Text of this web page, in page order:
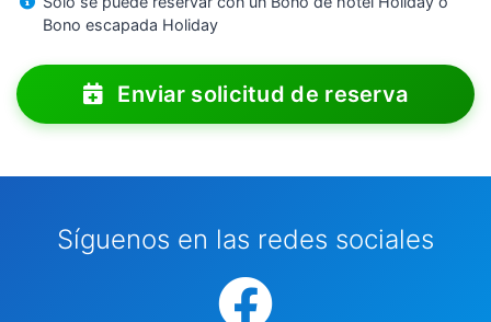
Bono escapada Holiday
Enviar solicitud de reserva
Síguenos en las redes sociales